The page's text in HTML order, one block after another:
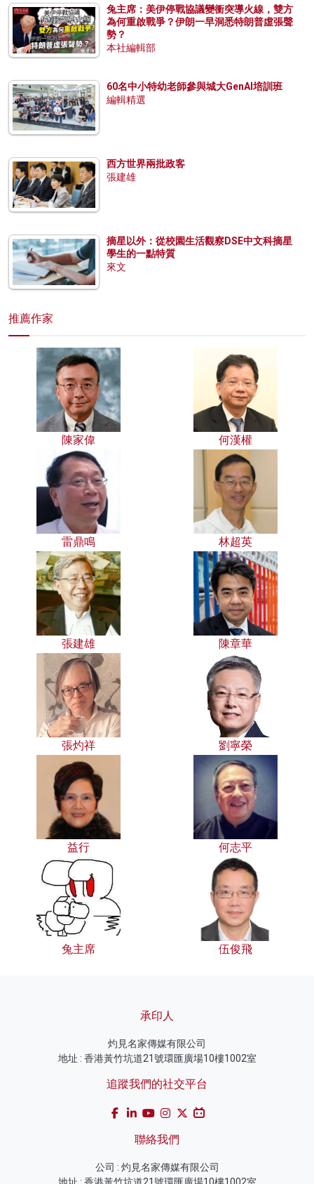
兔主席：美伊停戰協議變衝突導火線，雙方
為何重啟戰爭？伊朗一早洞悉特朗普虛張聲
勢？
本社編輯部
60名中小特幼老師參與城大GenAI培訓班
編輯精選
西方世界兩批政客
張建雄
摘星以外：從校園生活觀察DSE中文科摘星
學生的一點特質
來文
推薦作家
陳家偉 何漢權
雷鼎鳴 林超英
張建雄 陳章華
張灼祥 劉寧榮
益行 何志平
兔主席 伍俊飛
承印人
灼見名家傳媒有限公司
地址 : 香港黃竹坑道21號環匯廣場10樓1002室
追蹤我們的社交平台
聯絡我們
公司 : 灼見名家傳媒有限公司
地址 : 香港黃竹坑道21號環匯廣場10樓1002室